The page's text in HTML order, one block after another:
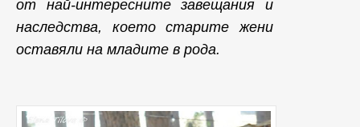
от най-интересните завещания и
наследства, което старите жени
оставяли на младите в рода.